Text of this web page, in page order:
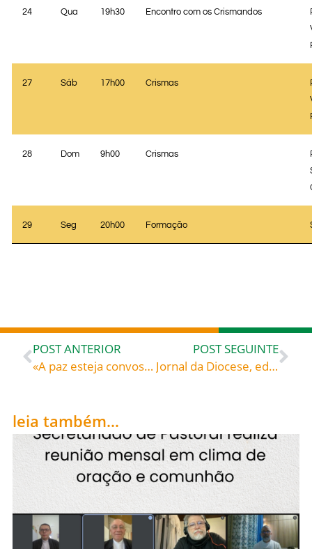
24 Qua 19h30 Encontro com os Crismandos
27 Sáb 17h00 Crismas
28 Dom 9h00 Crismas
29 Seg 20h00 Formação
POST ANTERIOR
«A paz esteja convosco!» – Paulo VI (1897-1978), papa de 1963 a 1978 (Audiência Geral de 9 de Abril de 1975)
POST SEGUINTE
Jornal da Diocese, edição de Abril de 2013
leia também...